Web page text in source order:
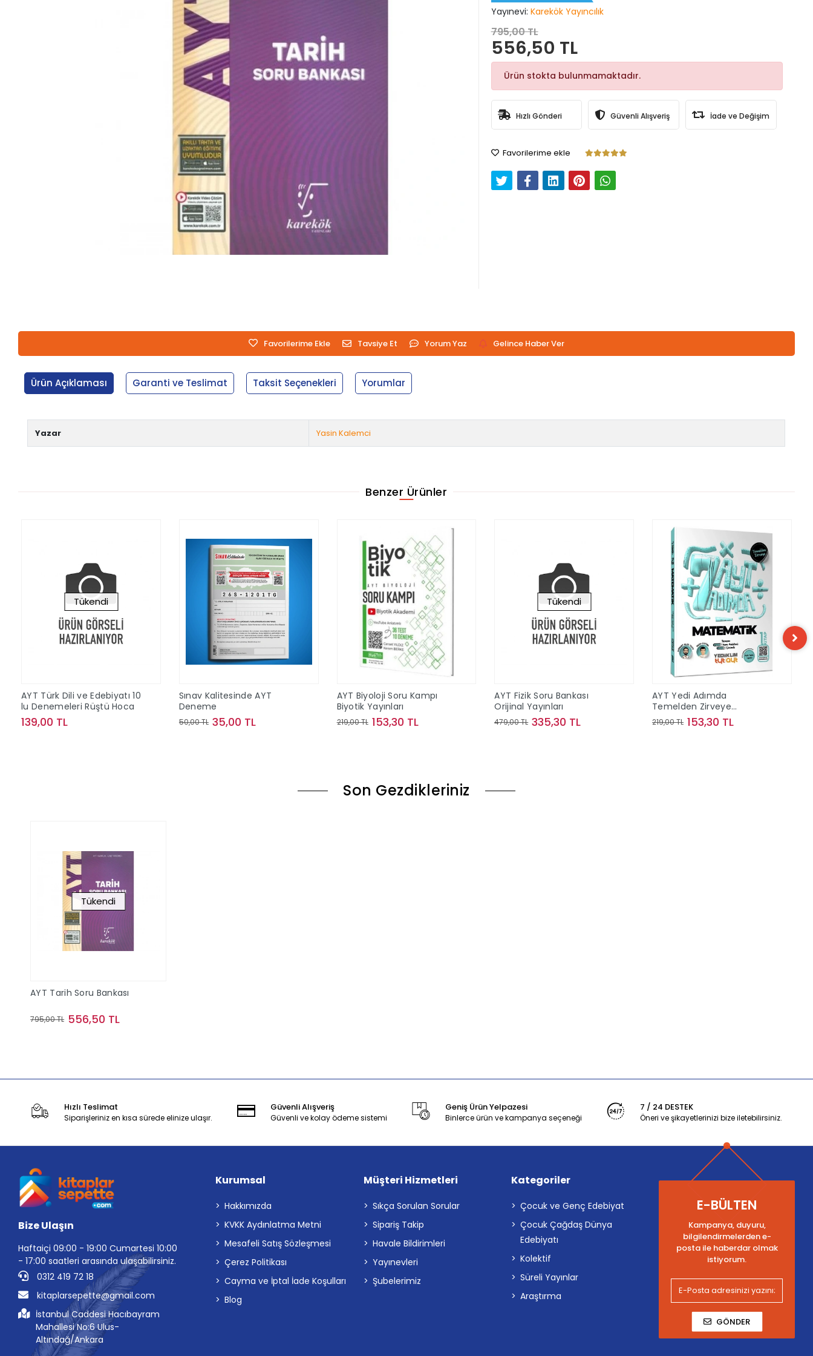
Yayınevi: Karekök Yayıncılık
795,00 TL
556,50 TL
Ürün stokta bulunmamaktadır.
Hızlı Gönderi Güvenli Alışveriş İade ve Değişim
Favorilerime ekle
Favorilerime Ekle Tavsiye Et Yorum Yaz Gelince Haber Ver
Ürün Açıklaması Garanti ve Teslimat Taksit Seçenekleri Yorumlar
Yazar Yasin Kalemci
Benzer Ürünler
Tükendi
AYT Türk Dili ve Edebiyatı 10
lu Denemeleri Rüştü Hoca
139,00 TL
Sınav Kalitesinde AYT
Deneme
50,00 TL 35,00 TL
AYT Biyoloji Soru Kampı
Biyotik Yayınları
219,00 TL 153,30 TL
Tükendi
AYT Fizik Soru Bankası
Orijinal Yayınları
479,00 TL 335,30 TL
AYT Yedi Adımda
Temelden Zirveye
Matematik Video Konu
Anlatımlı ve Video Çözümlü
219,00 TL 153,30 TL
Son Gezdikleriniz
Tükendi
AYT Tarih Soru Bankası
795,00 TL 556,50 TL
Hızlı Teslimat
Siparişleriniz en kısa sürede elinize ulaşır.
Güvenli Alışveriş
Güvenli ve kolay ödeme sistemi
Geniş Ürün Yelpazesi
Binlerce ürün ve kampanya seçeneği
7 / 24 DESTEK
Öneri ve şikayetlerinizi bize iletebilirsiniz.
Bize Ulaşın
Haftaiçi 09:00 - 19:00 Cumartesi 10:00
- 17:00 saatleri arasında ulaşabilirsiniz.
0312 419 72 18
kitaplarsepette@gmail.com
İstanbul Caddesi Hacıbayram
Mahallesi No:6 Ulus-
Altındağ/Ankara
Kurumsal
Hakkımızda
KVKK Aydınlatma Metni
Mesafeli Satış Sözleşmesi
Çerez Politikası
Cayma ve İptal İade Koşulları
Blog
Müşteri Hizmetleri
Sıkça Sorulan Sorular
Sipariş Takip
Havale Bildirimleri
Yayınevleri
Şubelerimiz
Kategoriler
Çocuk ve Genç Edebiyat
Çocuk Çağdaş Dünya
Edebiyatı
Kolektif
Süreli Yayınlar
Araştırma
E-BÜLTEN
Kampanya, duyuru,
bilgilendirmelerden e-
posta ile haberdar olmak
istiyorum.
GÖNDER